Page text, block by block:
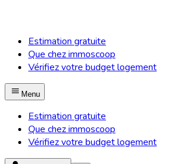
Estimation gratuite
Que chez immoscoop
Vérifiez votre budget logement
Menu
Estimation gratuite
Que chez immoscoop
Vérifiez votre budget logement